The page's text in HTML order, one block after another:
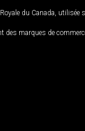
du Canada,
des marques de